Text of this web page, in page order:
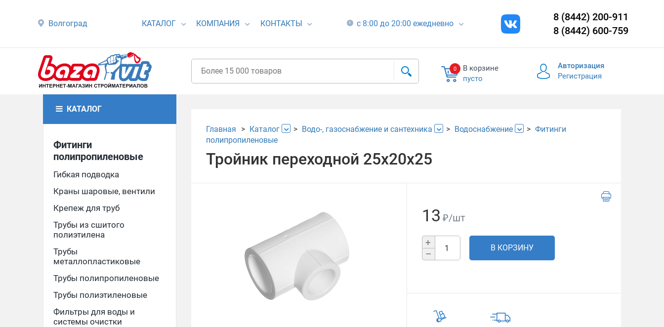
Волгоград КАТАЛОГ КОМПАНИЯ КОНТАКТЫ с 8:00 до 20:00 ежедневно
8 (8442) 200-911
8 (8442) 600-759
0
В корзине
пусто
Авторизация
Регистрация
КАТАЛОГ
Фитинги
полипропиленовые
Гибкая подводка
Краны шаровые, вентили
Крепеж для труб
Трубы из сшитого
полиэтилена
Трубы
металлопластиковые
Трубы полипропиленовые
Трубы полиэтиленовые
Фильтры для воды и
системы очистки
Главная Каталог Водо-, газоснабжение и сантехника Водоснабжение
Фитинги
полипропиленовые
Тройник переходной 25х20х25
13 ₽/шт
+
–
В КОРЗИНУ